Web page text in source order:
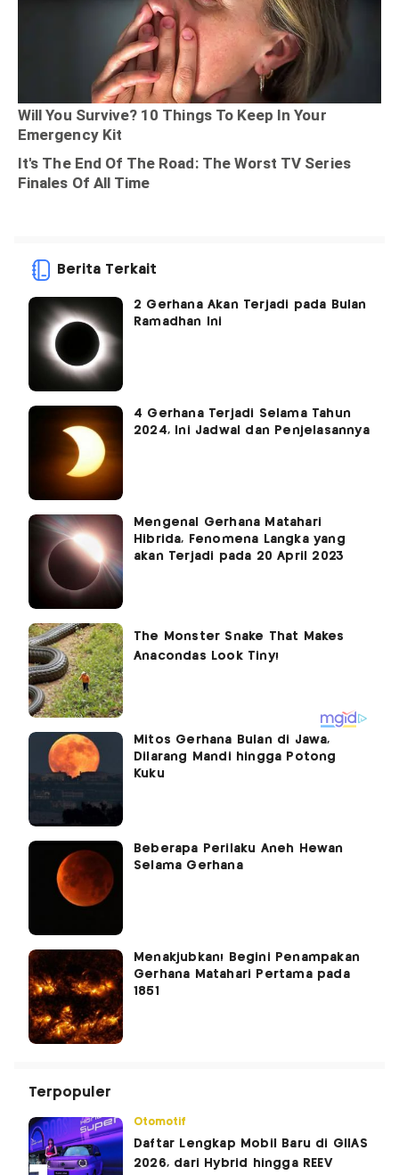
Berita Terkait
2 Gerhana Akan Terjadi pada Bulan
Ramadhan Ini
4 Gerhana Terjadi Selama Tahun
2024, Ini Jadwal dan Penjelasannya
Mengenal Gerhana Matahari
Hibrida, Fenomena Langka yang
akan Terjadi pada 20 April 2023
Mitos Gerhana Bulan di Jawa,
Dilarang Mandi hingga Potong
Kuku
Beberapa Perilaku Aneh Hewan
Selama Gerhana
Menakjubkan! Begini Penampakan
Gerhana Matahari Pertama pada
1851
Terpopuler
Otomotif
Daftar Lengkap Mobil Baru di GIIAS
2026, dari Hybrid hingga REEV